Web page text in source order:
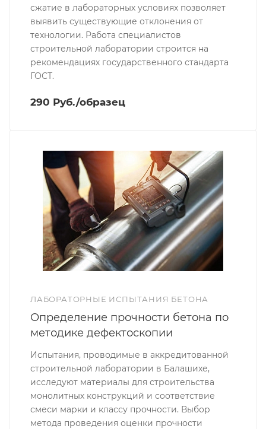
сжатие в лабораторных условиях позволяет
выявить существующие отклонения от
технологии. Работа специалистов
строительной лаборатории строится на
рекомендациях государственного стандарта
ГОСТ.
290 Руб./образец
ЛАБОРАТОРНЫЕ ИСПЫТАНИЯ БЕТОНА
Определение прочности бетона по
методике дефектоскопии
Испытания, проводимые в аккредитованной
строительной лаборатории в Балашихе,
исследуют материалы для строительства
монолитных конструкций и соответствие
смеси марки и классу прочности. Выбор
метода проведения оценки прочности